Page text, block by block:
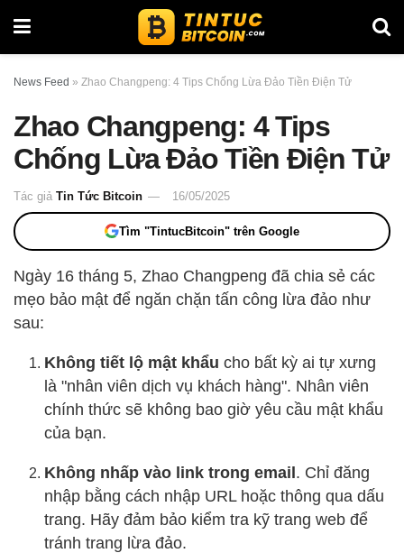
News Feed » Zhao Changpeng: 4 Tips Chống Lừa Đảo Tiền Điện Tử
Zhao Changpeng: 4 Tips
Chống Lừa Đảo Tiền Điện Tử
Tác giả Tin Tức Bitcoin 16/05/2025
Tìm "TintucBitcoin" trên Google
Ngày 16 tháng 5, Zhao Changpeng đã chia sẻ các
mẹo bảo mật để ngăn chặn tấn công lừa đảo như
sau:
Không tiết lộ mật khẩu cho bất kỳ ai tự xưng
là "nhân viên dịch vụ khách hàng". Nhân viên
chính thức sẽ không bao giờ yêu cầu mật khẩu
của bạn.
Không nhấp vào link trong email. Chỉ đăng
nhập bằng cách nhập URL hoặc thông qua dấu
trang. Hãy đảm bảo kiểm tra kỹ trang web để
tránh trang lừa đảo.